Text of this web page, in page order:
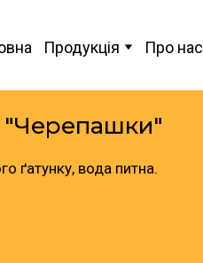
Продукція Про нас
"Черепашки"
ґатунку, вода питна.